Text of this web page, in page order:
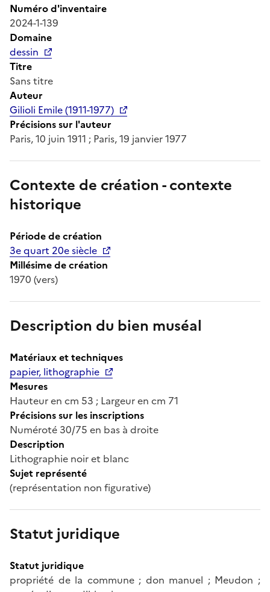
Numéro d'inventaire
2024-1-139
Domaine
dessin
Titre
Sans titre
Auteur
Gilioli Emile (1911-1977)
Précisions sur l'auteur
Paris, 10 juin 1911 ; Paris, 19 janvier 1977
Contexte de création - contexte
historique
Période de création
3e quart 20e siècle
Millésime de création
1970 (vers)
Description du bien muséal
Matériaux et techniques
papier, lithographie
Mesures
Hauteur en cm 53 ; Largeur en cm 71
Précisions sur les inscriptions
Numéroté 30/75 en bas à droite
Description
Lithographie noir et blanc
Sujet représenté
(représentation non figurative)
Statut juridique
Statut juridique
propriété de la commune ; don manuel ; Meudon ;